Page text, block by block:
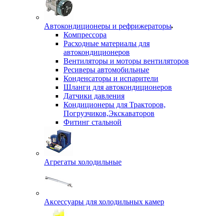
Автокондиционеры и рефрижераторы
Компрессора
Расходные материалы для
автокондиционеров
Вентиляторы и моторы вентиляторов
Ресиверы автомобильные
Конденсаторы и испарители
Шланги для автокондиционеров
Датчики давления
Кондиционеры для Тракторов,
Погрузчиков,Экскаваторов
Фитинг стальной
Агрегаты холодильные
Аксессуары для холодильных камер